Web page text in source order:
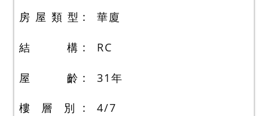
房 屋 類 型 華廈
結 構 RC
屋 齡 31 年
樓 層 別 4/7